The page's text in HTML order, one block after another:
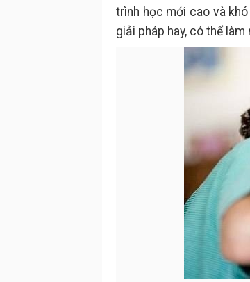
trình học mới cao và
giải pháp hay, có thể